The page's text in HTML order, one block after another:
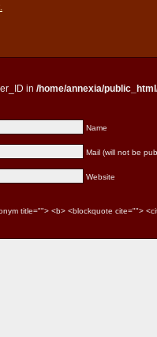
in /home/annexia/
Name
Mail (will not be
Website
title=""> <b> <blockquote cite="">